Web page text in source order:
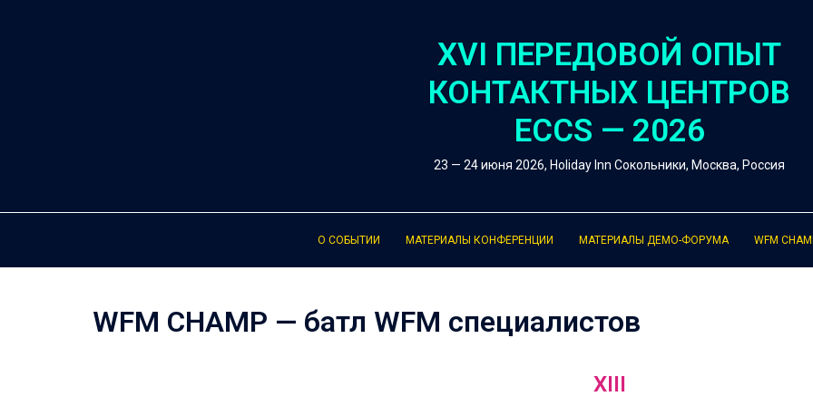
XVI ПЕРЕДОВОЙ ОПЫТ
КОНТАКТНЫХ ЦЕНТРОВ
ECCS — 2026
23 — 24 июня 2026, Holiday Inn Сокольники, Москва, Россия
О СОБЫТИИ МАТЕРИАЛЫ КОНФЕРЕНЦИИ МАТЕРИАЛЫ ДЕМО-ФОРУМА WFM
WFM CHAMP — батл WFM специалистов
XIII